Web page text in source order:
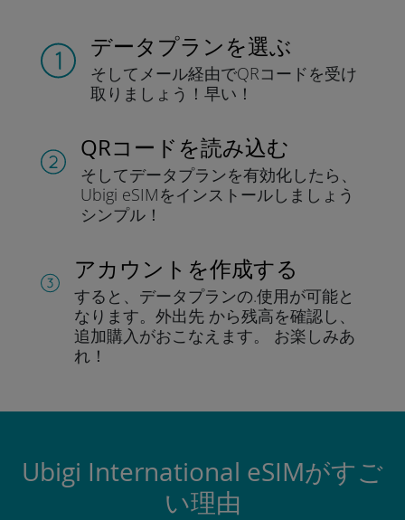
データプランを選ぶ
そしてメール経由でQRコードを受け
取りましょう！早い！
QRコードを読み込む
そしてデータプランを有効化したら、
Ubigi eSIMをインストールしま しょう
シンプル！
アカウントを作成する
すると、データプランの.使用が可能と
なります。 外出先 から残高を確認し、
追加購入がおこなえます。
お楽しみあ
れ！
Ubigi International eSIMがすご
い理由